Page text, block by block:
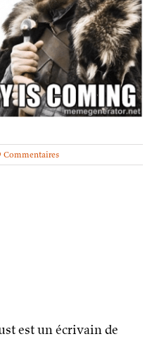
Commentaires
est un écrivain de